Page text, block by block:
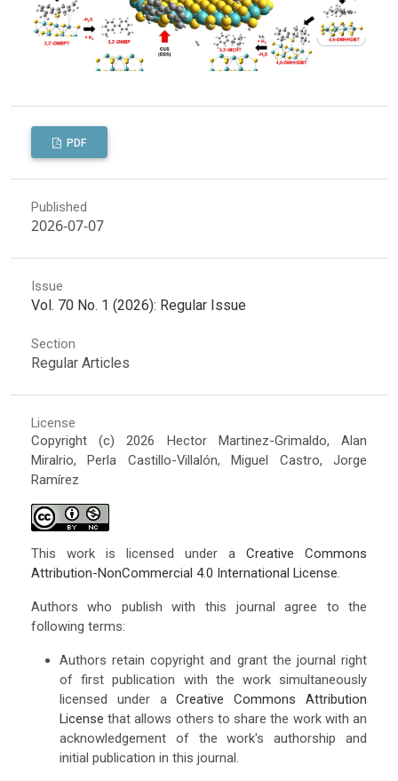
PDF
Published
2026-07-07
Issue
Vol. 70 No. 1 (2026): Regular Issue
Section
Regular Articles
License
Copyright (c) 2026 Hector Martinez-Grimaldo, Alan
Miralrio, Perla Castillo-Villalón, Miguel Castro, Jorge
Ramírez
This work is licensed under aCreative Commons
Attribution-NonCommercial 4.0 International License.
Authors who publish with this journal agree to the
following terms:
Authors retain copyright and grant the journal right
of first publication with the work simultaneously
licensed under aCreative Commons Attribution
License that allows others to share the work with an
acknowledgement of the work's authorship and
initial publication in this journal.